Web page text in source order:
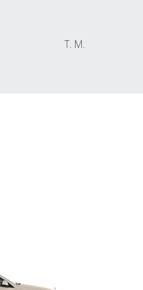
T. M.